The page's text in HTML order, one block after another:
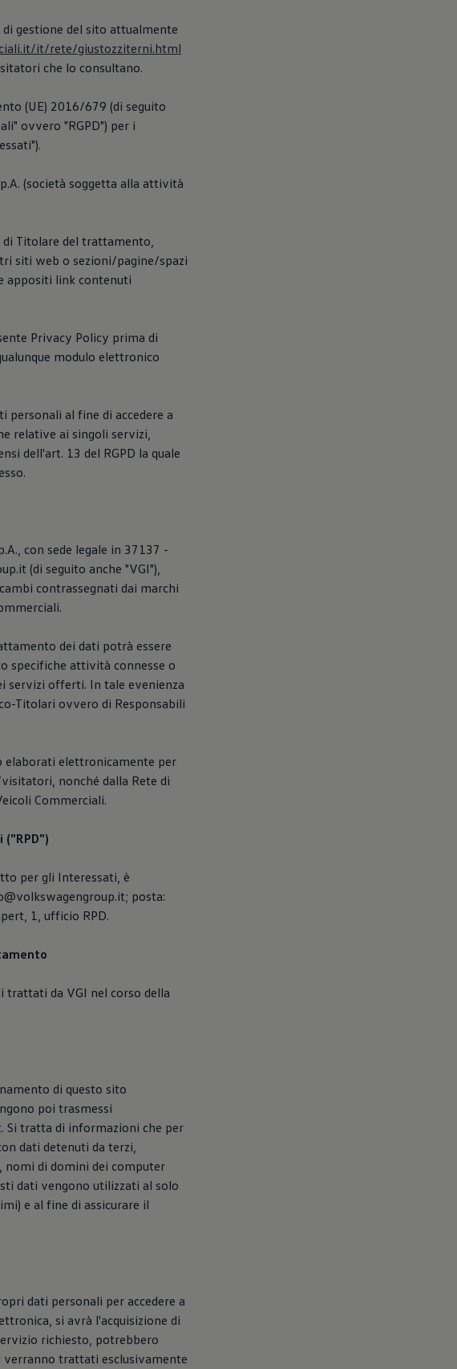
gestione del sito attualmente
it/rete/giustozziterni.html
che lo consultano.
(UE) 2016/679 (di seguito
ovvero "RGPD") per i
(società soggetta alla attività
di Titolare del trattamento,
siti web o sezioni/pagine/spazi
appositi link contenuti
Privacy Policy prima di
modulo elettronico
al fine di accedere a
relative ai singoli servizi,
dell'art. 13 del RGPD la quale
con sede legale in 37137 -
(di seguito anche "VGI"),
contrassegnati dai marchi
dei dati potrà essere
specifiche attività connesse o
servizi offerti. In tale evenienza
Titolari ovvero di Responsabili
elettronicamente per
nonché dalla Rete di
Commerciali.
per gli Interessati, è
posta:
1, ufficio RPD.
trattati da VGI nel corso della
di questo sito
poi trasmessi
Si tratta di informazioni che per
dati detenuti da terzi,
di domini dei computer
dati vengono utilizzati al solo
e al fine di assicurare il
dati personali per accedere a
si avrà l'acquisizione di
richiesto, potrebbero
trattati esclusivamente